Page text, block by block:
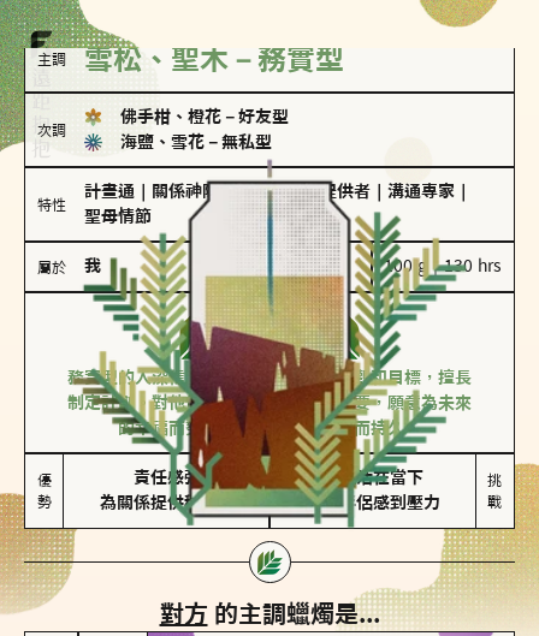
主調 雪松、聖木－務實型
次調
佛手柑、橙花 － 好友型
海鹽、雪花 － 無私型
特性
計畫通 關係神隊友 情緒價值提供者 溝通專家
聖母情節
屬於 我 100 g｜130 hrs
務實型
雪松、聖木
務實型的人深信愛情立基於共同的價值觀和目標，擅長
制定計劃。對他們來說，感情穩定最重要，願意為未來
的幸福而努力，讓愛情變得踏實而持久。
優
勢
責任感強
為關係提供穩定度
較難活在當下
易讓伴侶感到壓力
挑
戰
對方 的主調蠟燭是...